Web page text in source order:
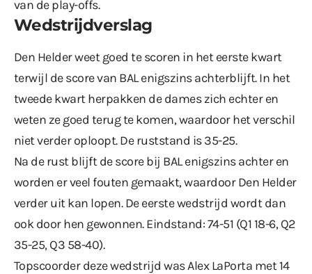
van de play-offs.
Wedstrijdverslag
Den Helder weet goed te scoren in het eerste kwart
terwijl de score van BAL enigszins achterblijft. In het
tweede kwart herpakken de dames zich echter en
weten ze goed terug te komen, waardoor het verschil
niet verder oploopt. De ruststand is 35-25.
Na de rust blijft de score bij BAL enigszins achter en
worden er veel fouten gemaakt, waardoor Den Helder
verder uit kan lopen. De eerste wedstrijd wordt dan
ook door hen gewonnen. Eindstand: 74-51 (Q1 18-6, Q2
35-25, Q3 58-40).
Topscoorder deze wedstrijd was Alex LaPorta met 14